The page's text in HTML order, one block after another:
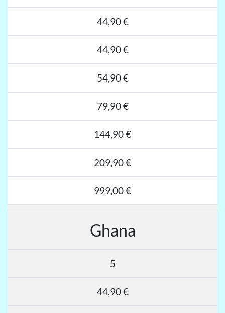
44,90 €
44,90 €
54,90 €
79,90 €
144,90 €
209,90 €
999,00 €
Ghana
5
44,90 €